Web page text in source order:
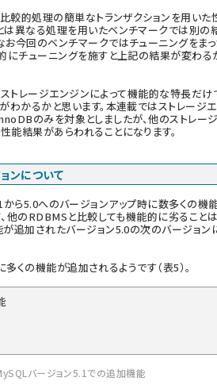
較的処理の簡単なトランザクションを用いた
は異なる処理を用いたベンチマークでは別の
お今回のベンチマークではチューニングをまっ
的にチューニングを施すと上記の結果が変わる
トレージエンジンによって機能的な特長だけ
わかるかと思います。本連載ではストレージ
のみを対象としましたが、他のストレー
能結果があらわれることになります。
ンについて
ら5.0へのバージョンアップ時に数多くの機
他のRDBMSと比較しても機能的に劣ること
が追加されたバージョン5.0の次のバージョン
くの機能が追加されるようです（表5）。
バージョン5.1での追加機能